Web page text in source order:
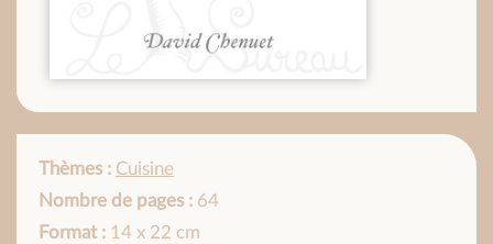
Thèmes : Cuisine
Nombre de pages : 64
Format : 14 x 22 cm